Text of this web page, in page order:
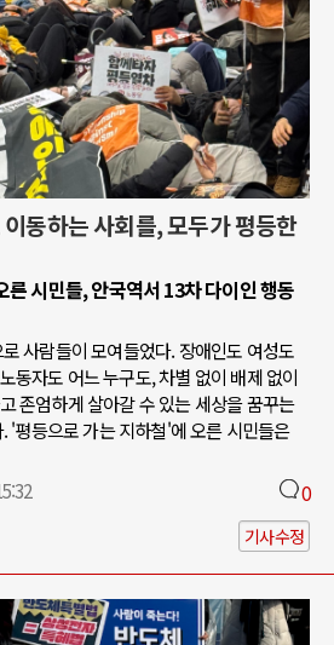
동하는 사회를, 모두가 평등한
시민들, 안국역서 13차 다이인 행동
사람들이 모여들었다. 장애인도 여성도
동자도 어느 누구도, 차별 없이 배제 없이
존엄하게 살아갈 수 있는 세상을 꿈꾸는
'평등으로 가는 지하철'에 오른 시민들은
0
기사수정